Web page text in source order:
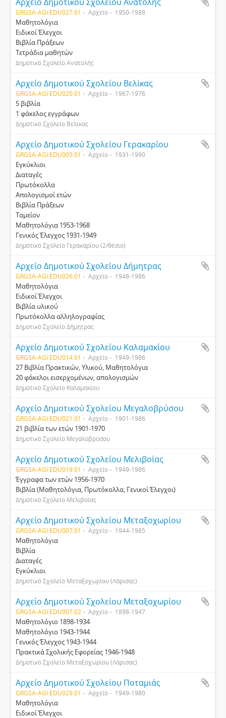
GRGSA-AGI EDU027.01 Αρχείο 1950-1988
Μαθητολόγια
Ειδικοί Έλεγχοι
Βιβλία Πράξεων
Τετράδια μαθητών
Δημοτικό Σχολείο Ανατολής
Αρχείο Δημοτικού Σχολείου Βελίκας
GRGSA-AGI EDU020.01 Αρχείο 1967-1976
5 βιβλία
1 φάκελος εγγράφων
Δημοτικό Σχολείο Βελίκας
Αρχείο Δημοτικού Σχολείου Γερακαρίου
GRGSA-AGI EDU005.01 Αρχείο 1931-1990
Εγκύκλιοι
Διαταγές
Πρωτόκολλα
Απολογισμοί ετών
Βιβλία Πράξεων
Ταμείον
Μαθητολόγια 1953-1968
Γενικός Έλεγχος 1931-1949
Δημοτικό Σχολείο Γερακαρίου (2/θέσιο)
Αρχείο Δημοτικού Σχολείου Δήμητρας
GRGSA-AGI EDU026.01 Αρχείο 1948-1986
Μαθητολόγια
Ειδικοί Έλεγχοι
Βιβλία υλικού
Πρωτόκολλα αλληλογραφίας
Δημοτικό Σχολείο Δήμητρας
Αρχείο Δημοτικού Σχολείου Καλαμακίου
GRGSA-AGI EDU014.01 Αρχείο 1949-1986
27 Βιβλία Πρακτικών, Υλικού, Μαθητολόγια
20 φάκελοι εισερχομένων, απολογισμών
Δημοτικό Σχολείο Καλαμακίου
Αρχείο Δημοτικού Σχολείου Μεγαλοβρύσου
GRGSA-AGI EDU021.01 Αρχείο 1901-1986
21 βιβλία των ετών 1901-1970
Δημοτικό Σχολείο Μεγαλοβρύσου
Αρχείο Δημοτικού Σχολείου Μελιβοίας
GRGSA-AGI EDU019.01 Αρχείο 1949-1986
Έγγραφα των ετών 1956-1970
Βιβλία (Μαθητολόγια, Πρωτόκολλα, Γενικοί Έλεγχοι)
Δημοτικό Σχολείο Μελιβοίας
Αρχείο Δημοτικού Σχολείου Μεταξοχωρίου
GRGSA-AGI EDU007.01 Αρχείο 1944-1985
Μαθητολόγια
Βιβλία
Διαταγές
Εγκύκλιοι
Δημοτικό Σχολείο Μεταξοχωρίου (Λάρισας)
Αρχείο Δημοτικού Σχολείου Μεταξοχωρίου
GRGSA-AGI EDU007.02 Αρχείο 1898-1947
Μαθητολόγιο 1898-1934
Μαθητολόγιο 1943-1944
Γενικός Έλεγχος 1943-1944
Πρακτικά Σχολικής Εφορείας 1946-1948
Δημοτικό Σχολείο Μεταξοχωρίου (Λάρισας)
Αρχείο Δημοτικού Σχολείου Ποταμιάς
GRGSA-AGI EDU029.01 Αρχείο 1949-1980
Μαθητολόγια
Ειδικοί Έλεγχοι